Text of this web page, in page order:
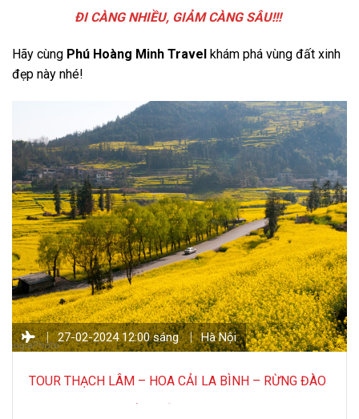
ĐI CÀNG NHIỀU, GIẢM CÀNG SÂU!!!
Hãy cùng Phú Hoàng Minh Travel khám phá vùng đất xinh
đẹp này nhé!
27-02-2024 12:00 sáng Hà Nội
TOUR THẠCH LÂM – HOA CẢI LA BÌNH – RỪNG ĐÀO